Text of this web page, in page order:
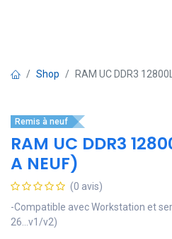
Shop RAM UC DDR3
Remis à neuf
RAM UC DDR3
A NEUF)
(0 avis)
-Compatible avec Workstation et
26...v1/v2)